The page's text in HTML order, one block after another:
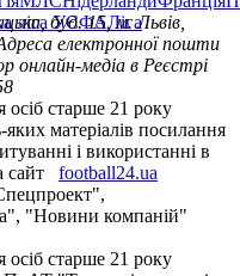
ліга УЄФАЛіга
буд. 15, м. Львів,
електронної пошти
онлайн-медіа в Реєстрі
осіб старше 21 року
матеріалів посилання
і використанні в
сайт
football24.ua
"Новини компаній"
осіб старше 21 року